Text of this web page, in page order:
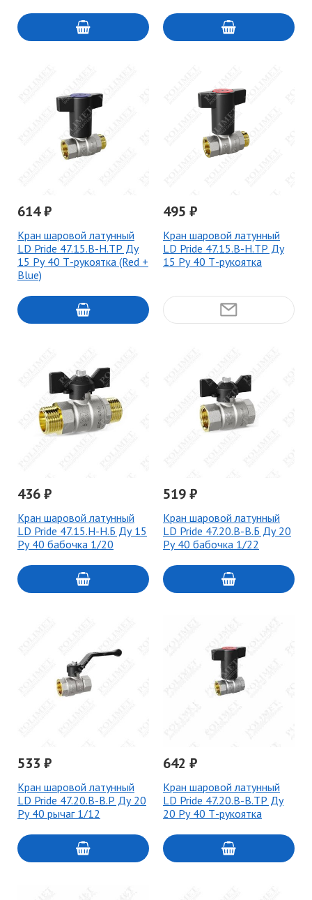
614 ₽
Кран шаровой латунный
LD Pride 47.15.В-Н.ТР Ду
15 Ру 40 Т-рукоятка (Red +
Blue)
495 ₽
Кран шаровой латунный
LD Pride 47.15.В-Н.ТР Ду
15 Ру 40 Т-рукоятка
436 ₽
Кран шаровой латунный
LD Pride 47.15.Н-Н.Б Ду 15
Ру 40 бабочка 1/20
519 ₽
Кран шаровой латунный
LD Pride 47.20.В-В.Б Ду 20
Ру 40 бабочка 1/22
533 ₽
Кран шаровой латунный
LD Pride 47.20.В-В.Р Ду 20
Ру 40 рычаг 1/12
642 ₽
Кран шаровой латунный
LD Pride 47.20.В-В.ТР Ду
20 Ру 40 Т-рукоятка